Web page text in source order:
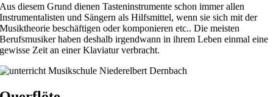
Aus diesem Grund dienen Tasteninstrumente schon immer allen
Instrumentalisten und Sängern als Hilfsmittel, wenn sie sich mit der
Musiktheorie beschäftigen oder komponieren etc.. Die meisten
Berufsmusiker haben deshalb irgendwann in ihrem Leben einmal eine
gewisse Zeit an einer Klaviatur verbracht.